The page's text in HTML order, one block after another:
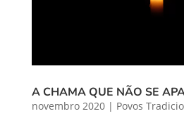
A CHAMA QUE NÃO SE
novembro 2020| Povos